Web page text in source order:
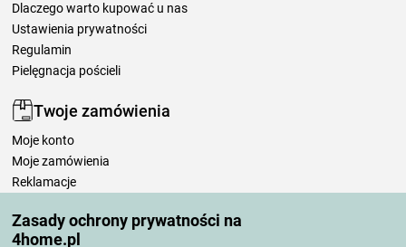
Zasady ochrony prywatności na
4home.pl
Dlaczego warto kupować u nas
Ustawienia prywatności
Regulamin
Pielęgnacja pościeli
Twoje zamówienia
Moje konto
Moje zamówienia
Reklamacje
Zasady przetwarzania recenzji